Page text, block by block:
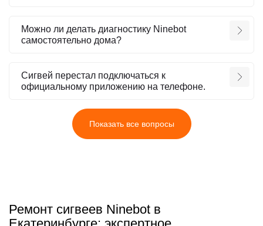
Можно ли делать диагностику Ninebot
самостоятельно дома?
Сигвей перестал подключаться к
официальному приложению на телефоне.
Показать все вопросы
Ремонт сигвеев Ninebot в